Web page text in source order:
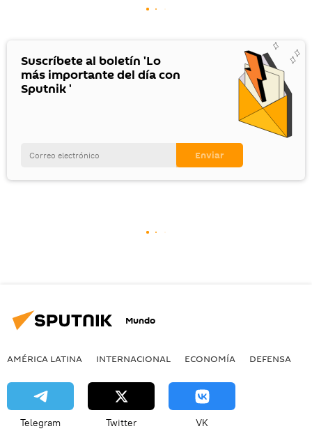
Suscríbete al boletín 'Lo
más importante del día con
Sputnik '
Mundo
AMÉRICA LATINA INTERNACIONAL ECONOMÍA DEFENSA
Telegram Twitter VK